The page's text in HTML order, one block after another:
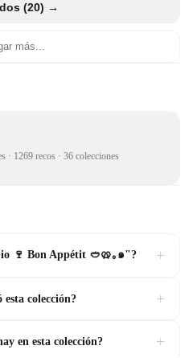
(20) →
más...
· 1269 recos · 36 colecciones
🍷 Bon Appétit 🥙🥨｡๑"? +
esta colección? +
en esta colección? +